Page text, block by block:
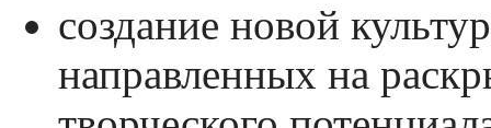
создание новой
направленных на